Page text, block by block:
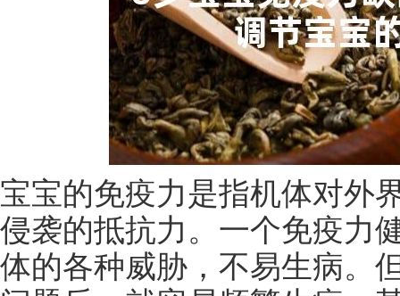
宝宝的免疫力是指机体对外
侵袭的抵抗力。一个免疫力
体的各种威胁，不易生病。